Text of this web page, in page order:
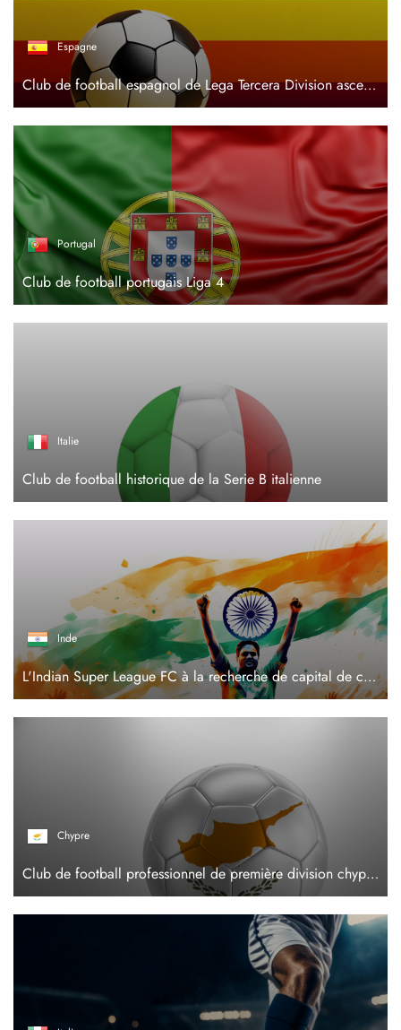
Espagne
Club de football espagnol de Lega Tercera Division ascendante
Portugal
Club de football portugais Liga 4
Italie
Club de football historique de la Serie B italienne
Inde
L'Indian Super League FC à la recherche de capital de croissance
Chypre
Club de football professionnel de première division chypriote